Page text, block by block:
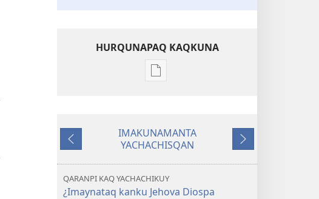
HURQUNAPAQ KAQKUNA
Qillqakunata
Kanku
Jehova
Diospa
testigonkunaqa?
Ñawpaq
kaq
IMAKUNAMANTA
YACHACHISQAN
Qatiqnin
QARANPI KAQ YACHACHIKUY
¿Imaynataq kanku Jehova Diospa